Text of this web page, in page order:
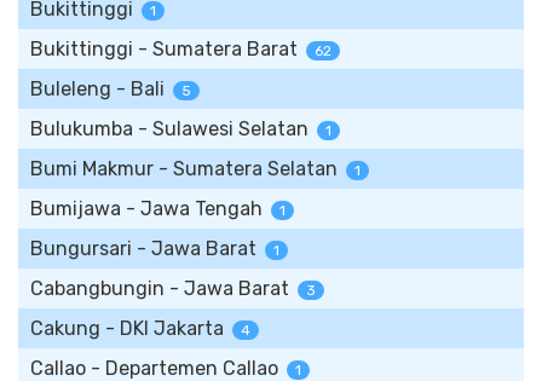
Bukittinggi 1
Bukittinggi - Sumatera Barat 62
Buleleng - Bali 5
Bulukumba - Sulawesi Selatan 1
Bumi Makmur - Sumatera Selatan 1
Bumijawa - Jawa Tengah 1
Bungursari - Jawa Barat 1
Cabangbungin - Jawa Barat 3
Cakung - DKI Jakarta 4
Callao - Departemen Callao 1